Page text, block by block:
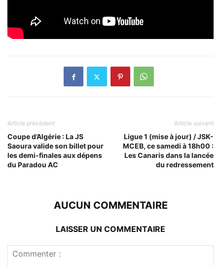
Article précédent
Coupe d’Algérie : La JS
Saoura valide son billet pour
les demi-finales aux dépens
du Paradou AC
Article suivant
Ligue 1 (mise à jour) / JSK-
MCEB, ce samedi à 18h00 :
Les Canaris dans la lancée
du redressement
AUCUN COMMENTAIRE
LAISSER UN COMMENTAIRE